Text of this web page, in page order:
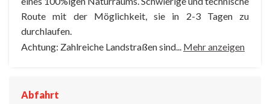
Route mit der Möglichkeit, sie in 2-3 Tagen zu
durchlaufen.
Achtung: Zahlreiche Landstraßen sind... Mehr anzeigen
Abfahrt